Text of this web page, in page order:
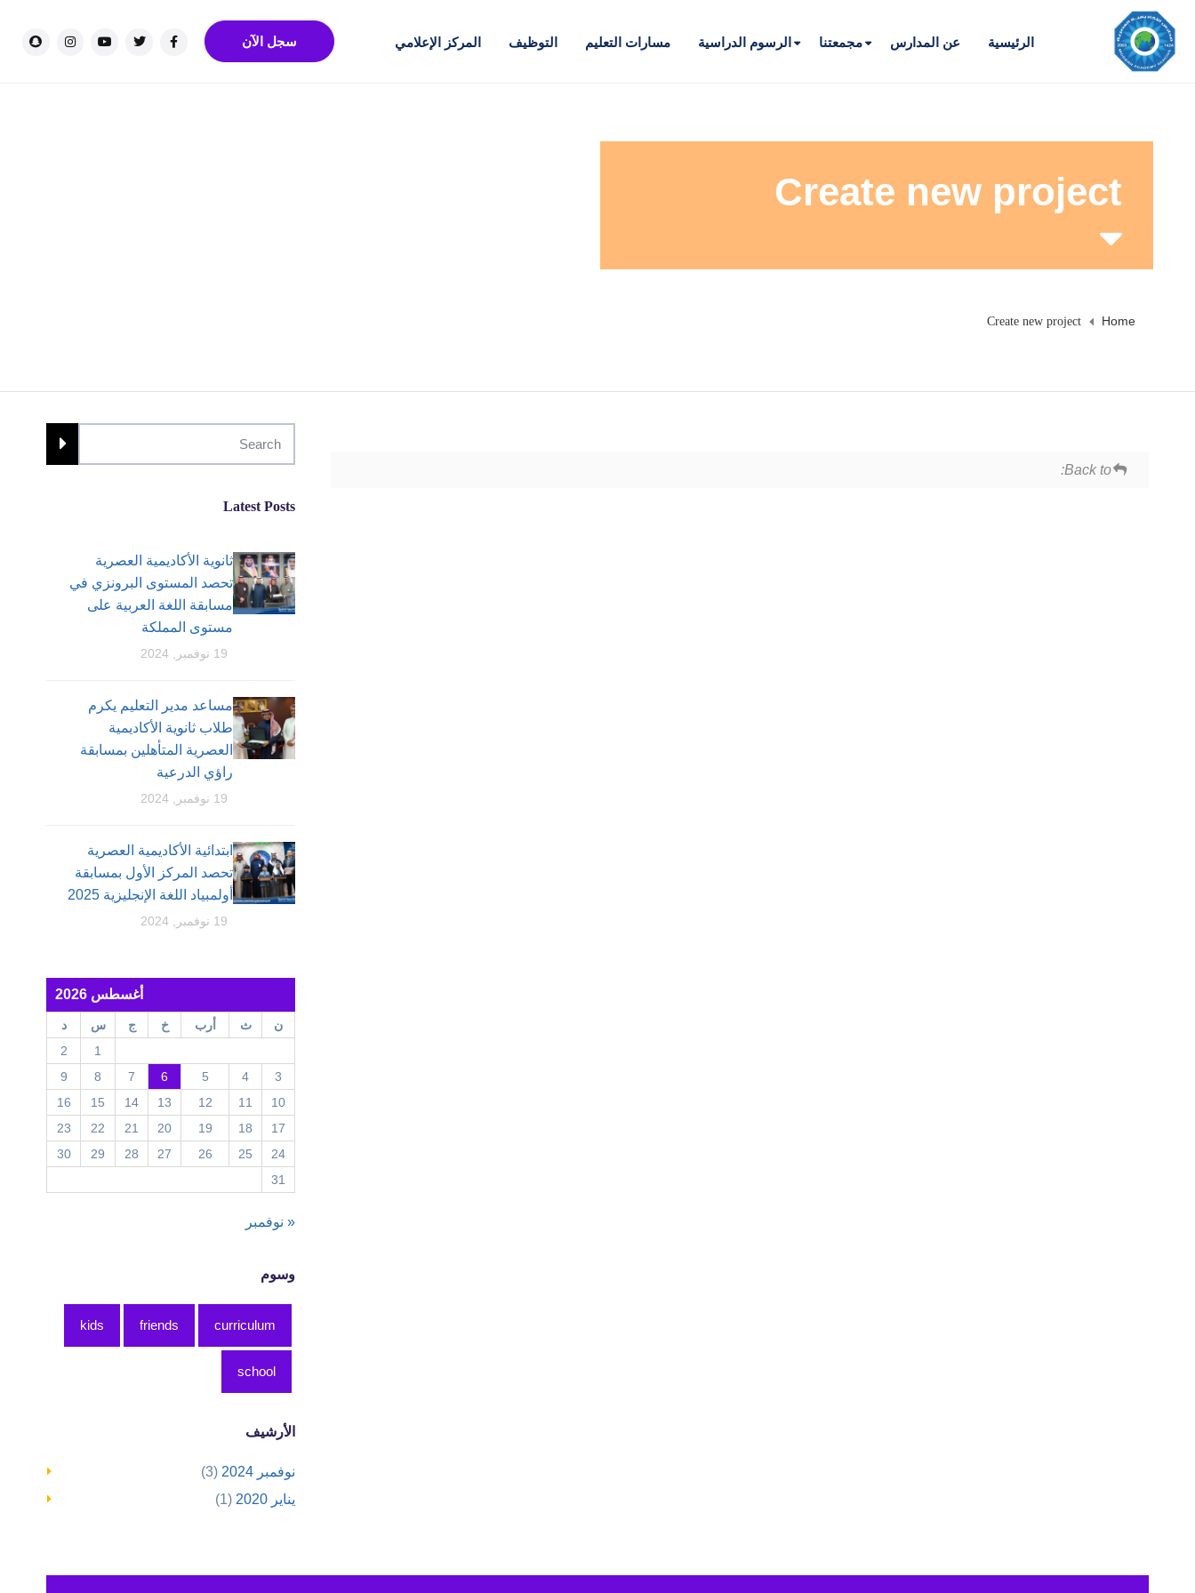
الرئيسية عن المدارس مجمعتنا الرسوم الدراسية مسارات التعليم التوظيف المركز الإعلامي سجل الآن
Create new project
Home
Create new project
Back to:
Latest Posts
ثانوية الأكاديمية العصرية
تحصد المستوى البرونزي في
مسابقة اللغة العربية على
مستوى المملكة
19 نوفمبر, 2024
مساعد مدير التعليم يكرم
طلاب ثانوية الأكاديمية
العصرية المتأهلين بمسابقة
راؤي الدرعية
19 نوفمبر, 2024
ابتدائية الأكاديمية العصرية
تحصد المركز الأول بمسابقة
أولمبياد اللغة الإنجليزية 2025
19 نوفمبر, 2024
أغسطس 2026
ن ث أرب خ ج س
د
1
2
3
4
5
6
7
8
9
10
11
12
13
14
15
16
17
18
19
20
21
22
23
24
25
26
27
28
29
30
31
« نوفمبر
وسوم
curriculum
friends
kids
school
الأرشيف
نوفمبر 2024
(3)
يناير 2020
(1)